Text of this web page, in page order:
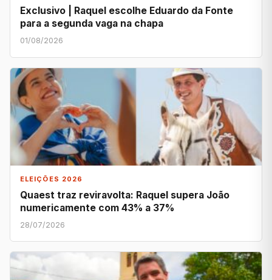
Exclusivo | Raquel escolhe Eduardo da Fonte
para a segunda vaga na chapa
01/08/2026
ELEIÇÕES 2026
Quaest traz reviravolta: Raquel supera João
numericamente com 43% a 37%
28/07/2026